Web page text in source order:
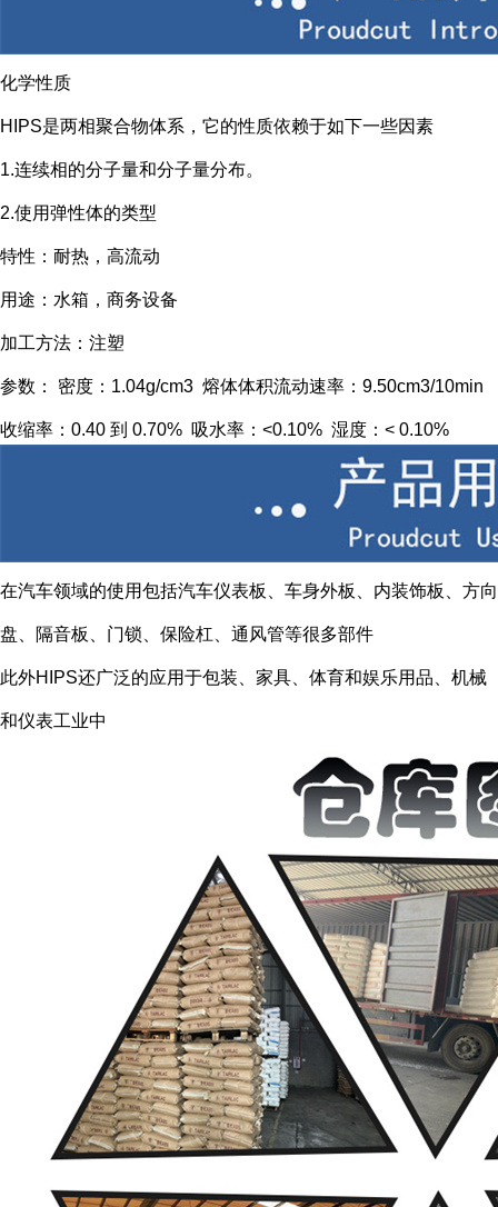
化学性质
HIPS是两相聚合物体系，它的性质依赖于如下一些因素
1.连续相的分子量和分子量分布。
2.使用弹性体的类型
特性：耐热，高流动
用途：水箱，商务设备
加工方法：注塑
参数： 密度：1.04g/cm3 熔体体积流动速率：9.50cm3/10min
收缩率：0.40 到 0.70% 吸水率：<0.10% 湿度：< 0.10%
在汽车领域的使用包括汽车仪表板、车身外板、内装饰板、方向
盘、隔音板、门锁、保险杠、通风管等很多部件
此外HIPS还广泛的应用于包装、家具、体育和娱乐用品、机械
和仪表工业中